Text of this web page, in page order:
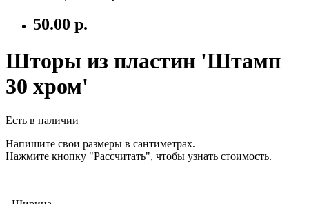
50.00 р.
Шторы из пластин 'Штамп
30 хром'
Есть в наличии
Напишите свои размеры в сантиметрах.
Нажмите кнопку "Рассчитать", чтобы узнать стоимость.